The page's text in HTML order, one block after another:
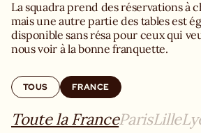
La squadra prend des réservations à
mais une autre partie des tables est
disponible sans résa pour ceux qui
nous voir à la bonne franquette.
TOUS FRANCE
Toute la FranceParisLille